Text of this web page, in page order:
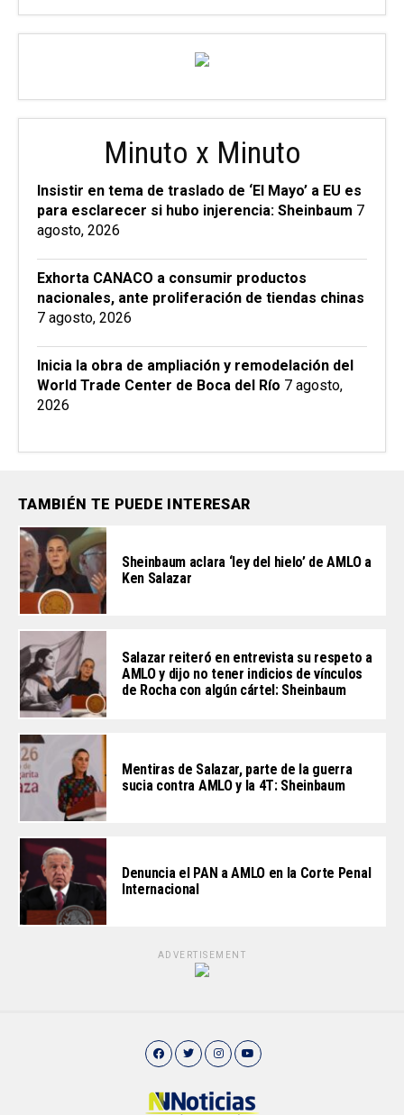
Minuto x Minuto
Insistir en tema de traslado de ‘El Mayo’ a EU es
para esclarecer si hubo injerencia: Sheinbaum 7
agosto, 2026
Exhorta CANACO a consumir productos
nacionales, ante proliferación de tiendas chinas
7 agosto, 2026
Inicia la obra de ampliación y remodelación del
World Trade Center de Boca del Río 7 agosto,
2026
TAMBIÉN TE PUEDE INTERESAR
Sheinbaum aclara ‘ley del hielo’ de AMLO a
Ken Salazar
Salazar reiteró en entrevista su respeto a
AMLO y dijo no tener indicios de vínculos
de Rocha con algún cártel: Sheinbaum
Mentiras de Salazar, parte de la guerra
sucia contra AMLO y la 4T: Sheinbaum
Denuncia el PAN a AMLO en la Corte Penal
Internacional
ADVERTISEMENT